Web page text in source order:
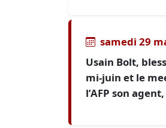
samedi 29
Usain Bolt,
mi-juin et le
l’AFP son